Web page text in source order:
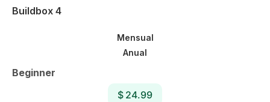
Buildbox 4
Mensual
Anual
Beginner
$ 24.99